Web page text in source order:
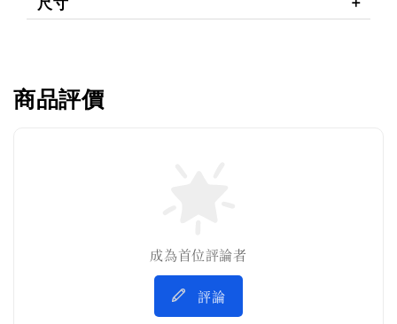
商品評價
成為首位評論者
評論